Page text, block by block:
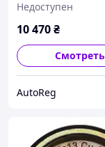
Недоступен
10 470₴
Смотреть
AutoReg